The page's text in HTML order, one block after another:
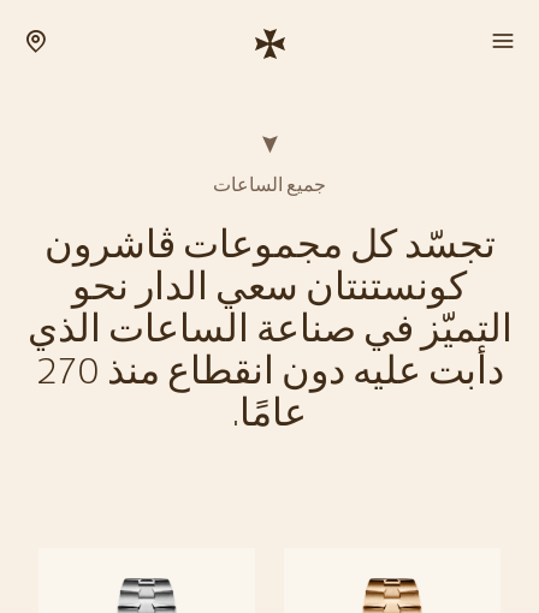
جميع الساعات
تجسّد كل مجموعات ڤاشرون
كونستنتان سعي الدار نحو
التميّز في صناعة الساعات الذي
دأبت عليه دون انقطاع منذ 270
عامًا.